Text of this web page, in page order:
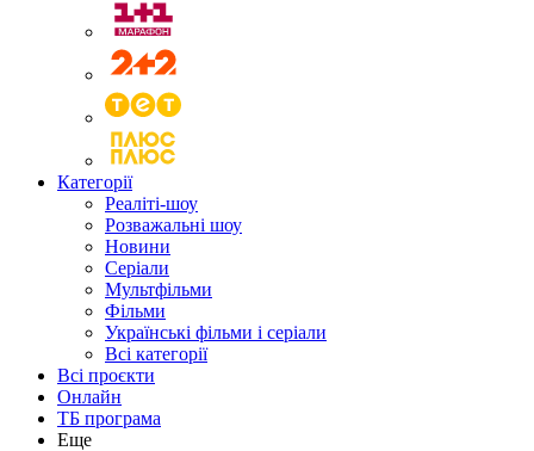
Категорії
Реаліті-шоу
Розважальні шоу
Новини
Серіали
Мультфільми
Фільми
Українські фільми і серіали
Всі категорії
Всі проєкти
Онлайн
ТБ програма
Еще